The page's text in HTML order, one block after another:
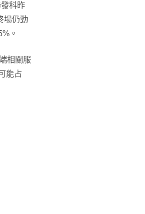
科昨
場仍勁
。
相關服
能占